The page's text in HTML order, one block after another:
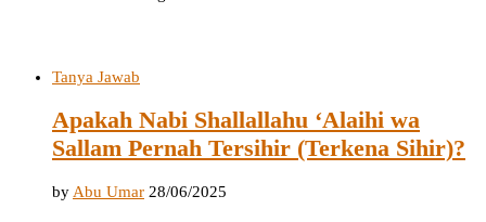
Tanya Jawab
Apakah Nabi Shallallahu ‘Alaihi wa
Sallam Pernah Tersihir (Terkena Sihir)?
by Abu Umar 28/06/2025